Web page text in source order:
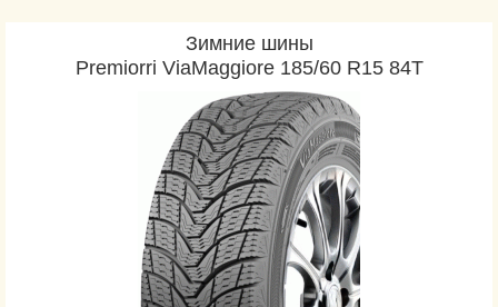
EfficientGrip
Performance
EfficientGrip
Performance 2
EfficientGrip
Performance SUV
EfficientGrip SUV
Fortera HL
Зимние шины
Premiorri ViaMaggiore 185/60 R15 84T